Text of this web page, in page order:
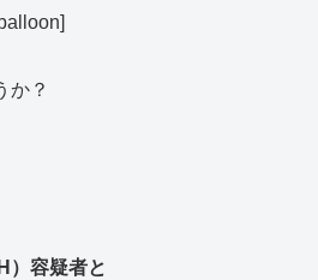
か？
）容疑者と